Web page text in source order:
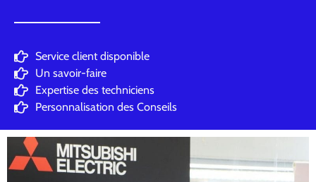
Service client disponible
Un savoir-faire
Expertise des techniciens
Personnalisation des Conseils